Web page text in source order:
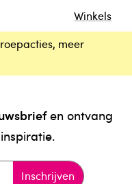
Winkels
meer
en ontvang
Inschrijven